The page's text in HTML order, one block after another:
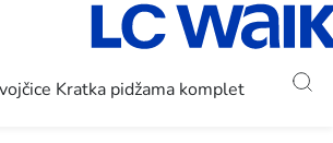
Kratka pidžama komplet